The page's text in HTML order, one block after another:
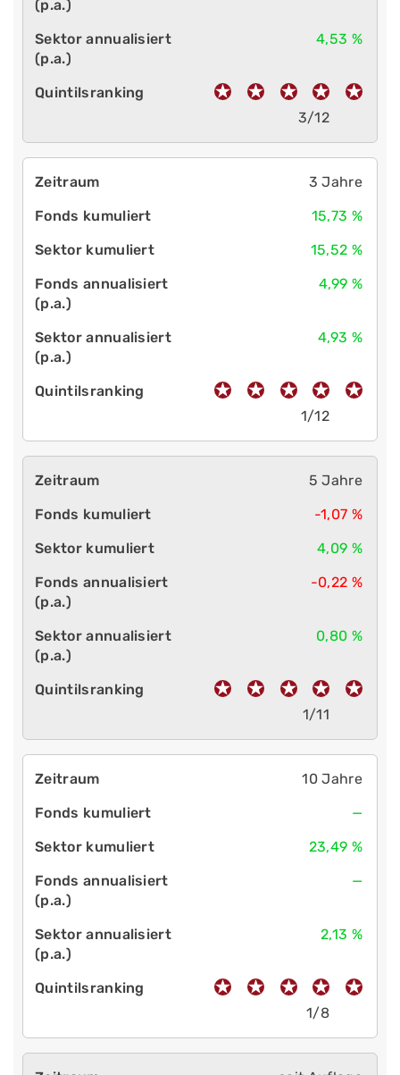
4,53 %
3/12
3 Jahre
15,73 %
15,52 %
4,99 %
4,93 %
1/12
5 Jahre
-1,07 %
4,09 %
-0,22 %
0,80 %
1/11
10 Jahre
—
23,49 %
—
2,13 %
1/8